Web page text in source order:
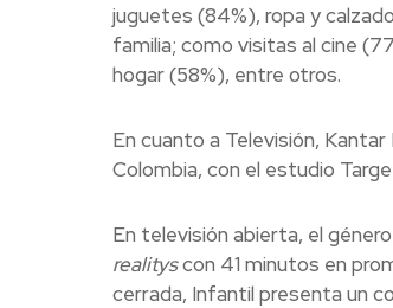
juguetes (84%), ropa y
familia; como visitas al cine
hogar (58%), entre otros.
En cuanto a Televisión, Kantar
Colombia, con el estudio
En televisión abierta, el
realityscon 41 minutos en
cerrada, Infantil presenta un